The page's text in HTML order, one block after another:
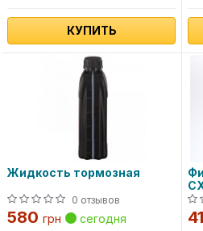
КУПИТЬ
Жидкость тормозная
0 отзывов
580 грн сегодня